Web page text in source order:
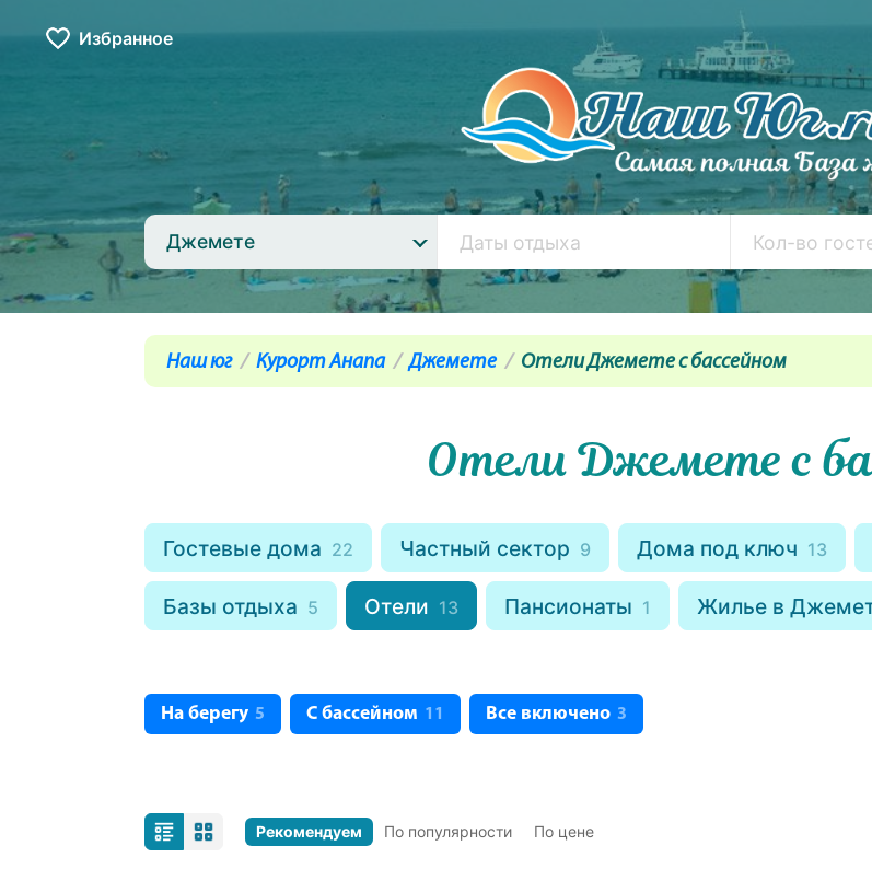
Избранное
Джемете
Наш юг Курорт Анапа Джемете Отели Джемете с бассейном
Отели Джемете с
Гостевые дома 22 Частный сектор 9 Дома под ключ 13
Базы отдыха 5 Отели 13 Пансионаты 1 Жилье в
На берегу 5 С бассейном 11 Все включено 3
Рекомендуем По популярности По цене